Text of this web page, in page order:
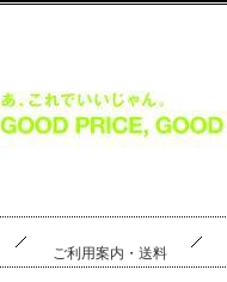
ご利用案内・送料